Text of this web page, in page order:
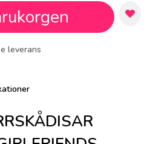
leverans